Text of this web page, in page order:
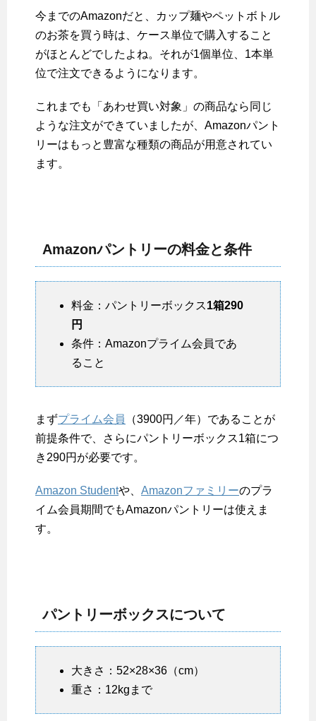
今までのAmazonだと、カップ麺やペットボトル
のお茶を買う時は、ケース単位で購入すること
がほとんどでしたよね。それが1個単位、1本単
位で注文できるようになります。
これまでも「あわせ買い対象」の商品なら同じ
ような注文ができていましたが、Amazonパント
リーはもっと豊富な種類の商品が用意されてい
ます。
Amazonパントリーの料金と条件
料金：パントリーボックス1箱290
円
条件：Amazonプライム会員であ
ること
まずプライム会員
（3900円／年）であることが
前提条件で、さらにパントリーボックス1箱につ
き290円が必要です。
Amazon Studentや、 Amazonファミリーのプラ
イム会員期間でもAmazonパントリーは使えま
す。
パントリーボックスについて
大きさ：52×28×36（cm）
重さ：12kgまで